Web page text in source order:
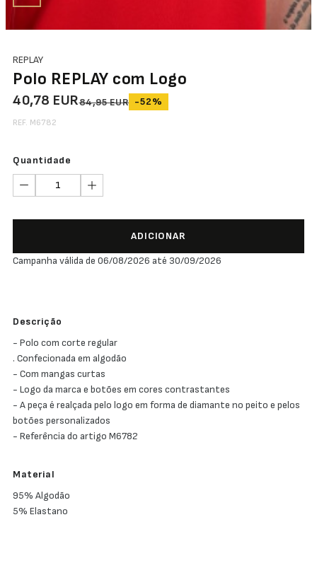
REPLAY
Polo REPLAY com Logo
40,78 EUR84,95 EUR -52%
REF. M6782
Quantidade
ADICIONAR
Campanha válida de 06/08/2026 até 30/09/2026
Descrição
- Polo com corte regular
. Confecionada em algodão
- Com mangas curtas
- Logo da marca e botões em cores contrastantes
- A peça é realçada pelo logo em forma de diamante no peito e pelos
botões personalizados
- Referência do artigo M6782
Material
95% Algodão
5% Elastano